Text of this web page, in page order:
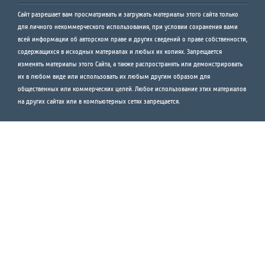
Сайт разрешает вам просматривать и загружать материалы этого сайта только
для личного некоммерческого использования, при условии сохранения вами
всей информации об авторском праве и других сведений о праве собственности,
содержащихся в исходных материалах и любых их копиях. Запрещается
изменять материалы этого Сайта, а также распространять или демонстрировать
их в любом виде или использовать их любым другим образом для
общественных или коммерческих целей. Любое использование этих материалов
на других сайтах или в компьютерных сетях запрещается.